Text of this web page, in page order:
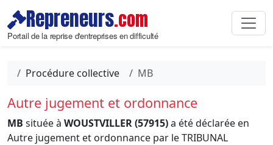
Repreneurs.com
Portail de la reprise d'entreprises en difficulté
Procédure collective MB
Autre jugement et ordonnance
MB située à WOUSTVILLER (57915)a été déclarée en
Autre jugement et ordonnance par le TRIBUNAL